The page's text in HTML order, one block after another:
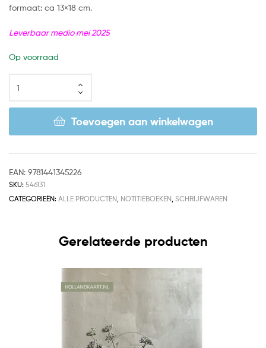
formaat: ca 13×18 cm.
Leverbaar medio mei 2025
Op voorraad
Toevoegen aan winkelwagen
EAN: 9781441345226
SKU: 546131
CATEGORIEËN: ALLE PRODUCTEN, NOTITIEBOEKEN, SCHRIJFWAREN
Gerelateerde producten